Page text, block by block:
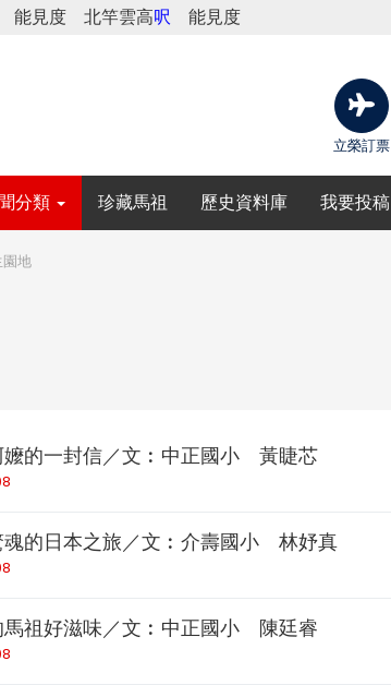
能見度 北竿雲高呎 能見度
立榮訂票
分類 珍藏馬祖 歷史資料庫 我要投稿
園地
嬤的一封信／文︰中正國小 黃睫芯
魂的日本之旅／文︰介壽國小 林妤真
馬祖好滋味／文︰中正國小 陳廷睿